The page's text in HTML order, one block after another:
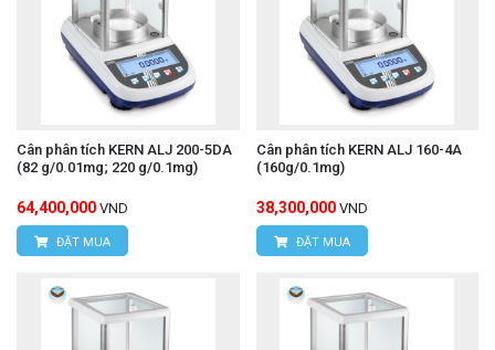
Cân phân tích KERN ALJ 200-5DA
(82 g/0.01mg; 220 g/0.1mg)
64,400,000 VND
ĐẶT MUA
Cân phân tích KERN ALJ 160-4A
(160g/0.1mg)
38,300,000 VND
ĐẶT MUA